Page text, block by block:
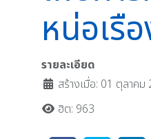
หน่อเรื
รายละเอียด
สร้างเมื่อ: 01 ตุลาคม
ฮิต: 963